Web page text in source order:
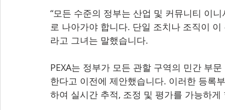
“모든 수준의 정부는 산업 및 커뮤니티 이
로 나아가야 합니다. 단일 조치나 조직이
라고 그녀는 말했습니다.
PEXA는 정부가 모든 관할 구역의 민간 부
한다고 이전에 제안했습니다. 이러한 등록
하여 실시간 추적, 조정 및 평가를 가능하게